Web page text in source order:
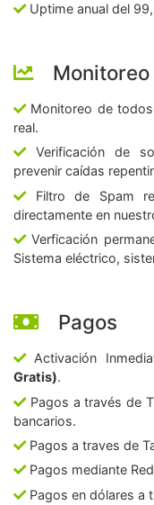
Uptime anual del
Monitoreo
Monitoreo de todos
real.
Verificación de
prevenir caídas
Filtro de Spam
directamente en
Verficación
Sistema eléctrico,
Pagos
Activación
Gratis).
Pagos a través de
bancarios.
Pagos a traves de
Pagos mediante
Pagos en dólares a